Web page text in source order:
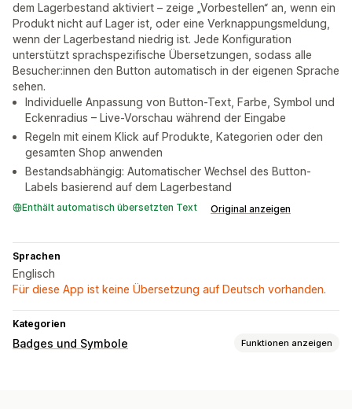
dem Lagerbestand aktiviert – zeige „Vorbestellen“ an, wenn ein
Produkt nicht auf Lager ist, oder eine Verknappungsmeldung,
wenn der Lagerbestand niedrig ist. Jede Konfiguration
unterstützt sprachspezifische Übersetzungen, sodass alle
Besucher:innen den Button automatisch in der eigenen Sprache
sehen.
Individuelle Anpassung von Button-Text, Farbe, Symbol und
Eckenradius – Live-Vorschau während der Eingabe
Regeln mit einem Klick auf Produkte, Kategorien oder den
gesamten Shop anwenden
Bestandsabhängig: Automatischer Wechsel des Button-
Labels basierend auf dem Lagerbestand
Enthält automatisch übersetzten Text Original anzeigen
Sprachen
Englisch
Für diese App ist keine Übersetzung auf Deutsch vorhanden.
Kategorien
Badges und Symbole Funktionen anzeigen